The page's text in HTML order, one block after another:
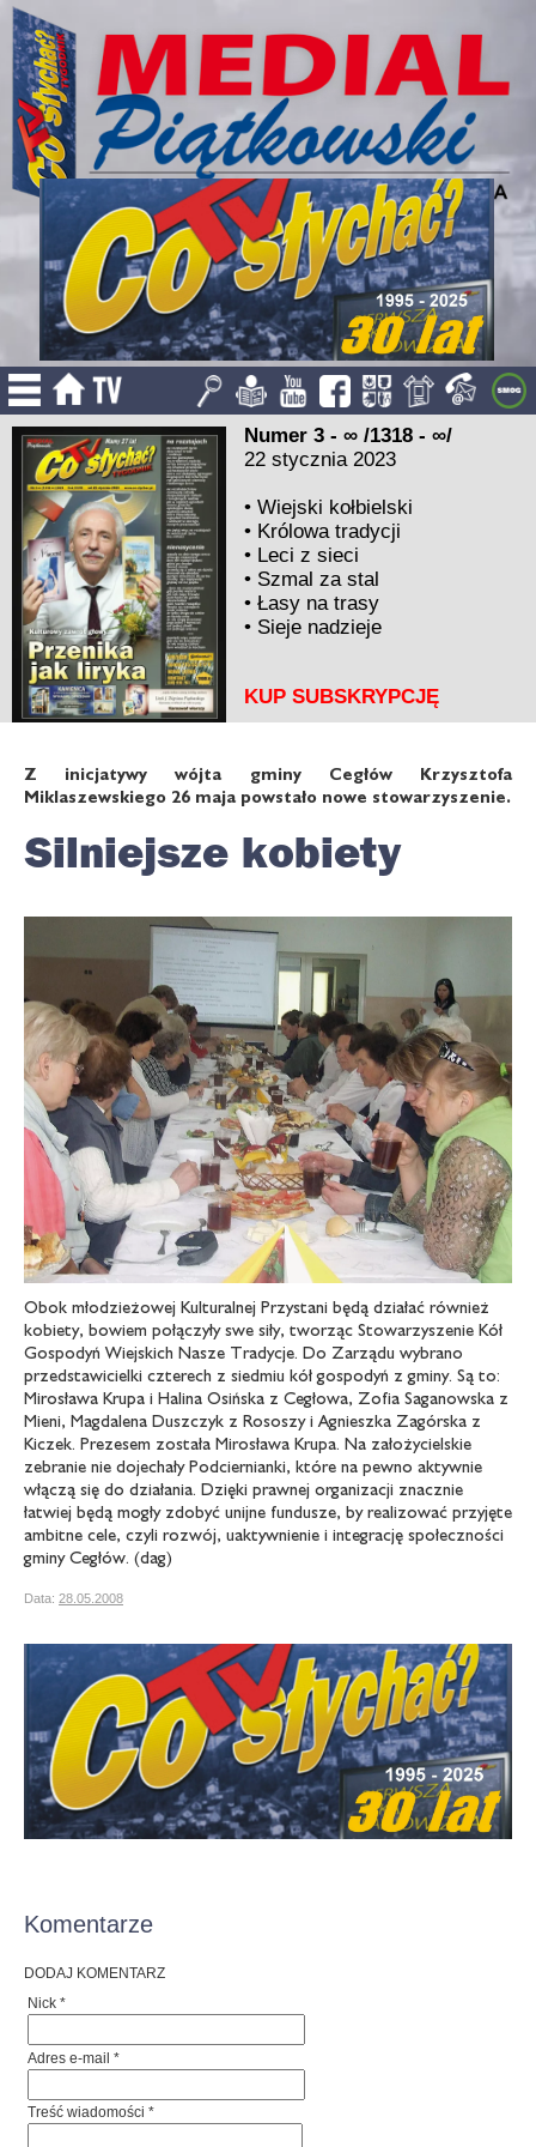
Numer 3 - ∞ /1318 - ∞/
22 stycznia 2023
•Wiejski kołbielski
• Królowa tradycji
• Leci z sieci
• Szmal za stal
•Łasy na trasy
• Sieje nadzieje
KUP SUBSKRYPCJĘ
Z inicjatywy wójta gminy Cegłów Krzysztofa
Miklaszewskiego 26 maja powstało nowe stowarzyszenie.
Silniejsze kobiety
Obok młodzieżowej Kulturalnej Przystani będą działać również
kobiety, bowiem połączyły swe siły, tworząc Stowarzyszenie Kół
Gospodyń Wiejskich Nasze Tradycje. Do Zarządu wybrano
przedstawicielki czterech z siedmiu kół gospodyń z gminy. Są to:
Mirosława Krupa i Halina Osińska z Cegłowa, Zofia Saganowska z
Mieni, Magdalena Duszczyk z Rososzy i Agnieszka Zagórska z
Kiczek. Prezesem została Mirosława Krupa. Na założycielskie
zebranie nie dojechały Podciernianki, które na pewno aktywnie
włączą się do działania. Dzięki prawnej organizacji znacznie
łatwiej będą mogły zdobyć unijne fundusze, by realizować przyjęte
ambitne cele, czyli rozwój, uaktywnienie i integrację społeczności
gminy Cegłów. (dag)
Data: 28.05.2008
Komentarze
DODAJ KOMENTARZ
Nick *
Adres e-mail *
Treść wiadomości *